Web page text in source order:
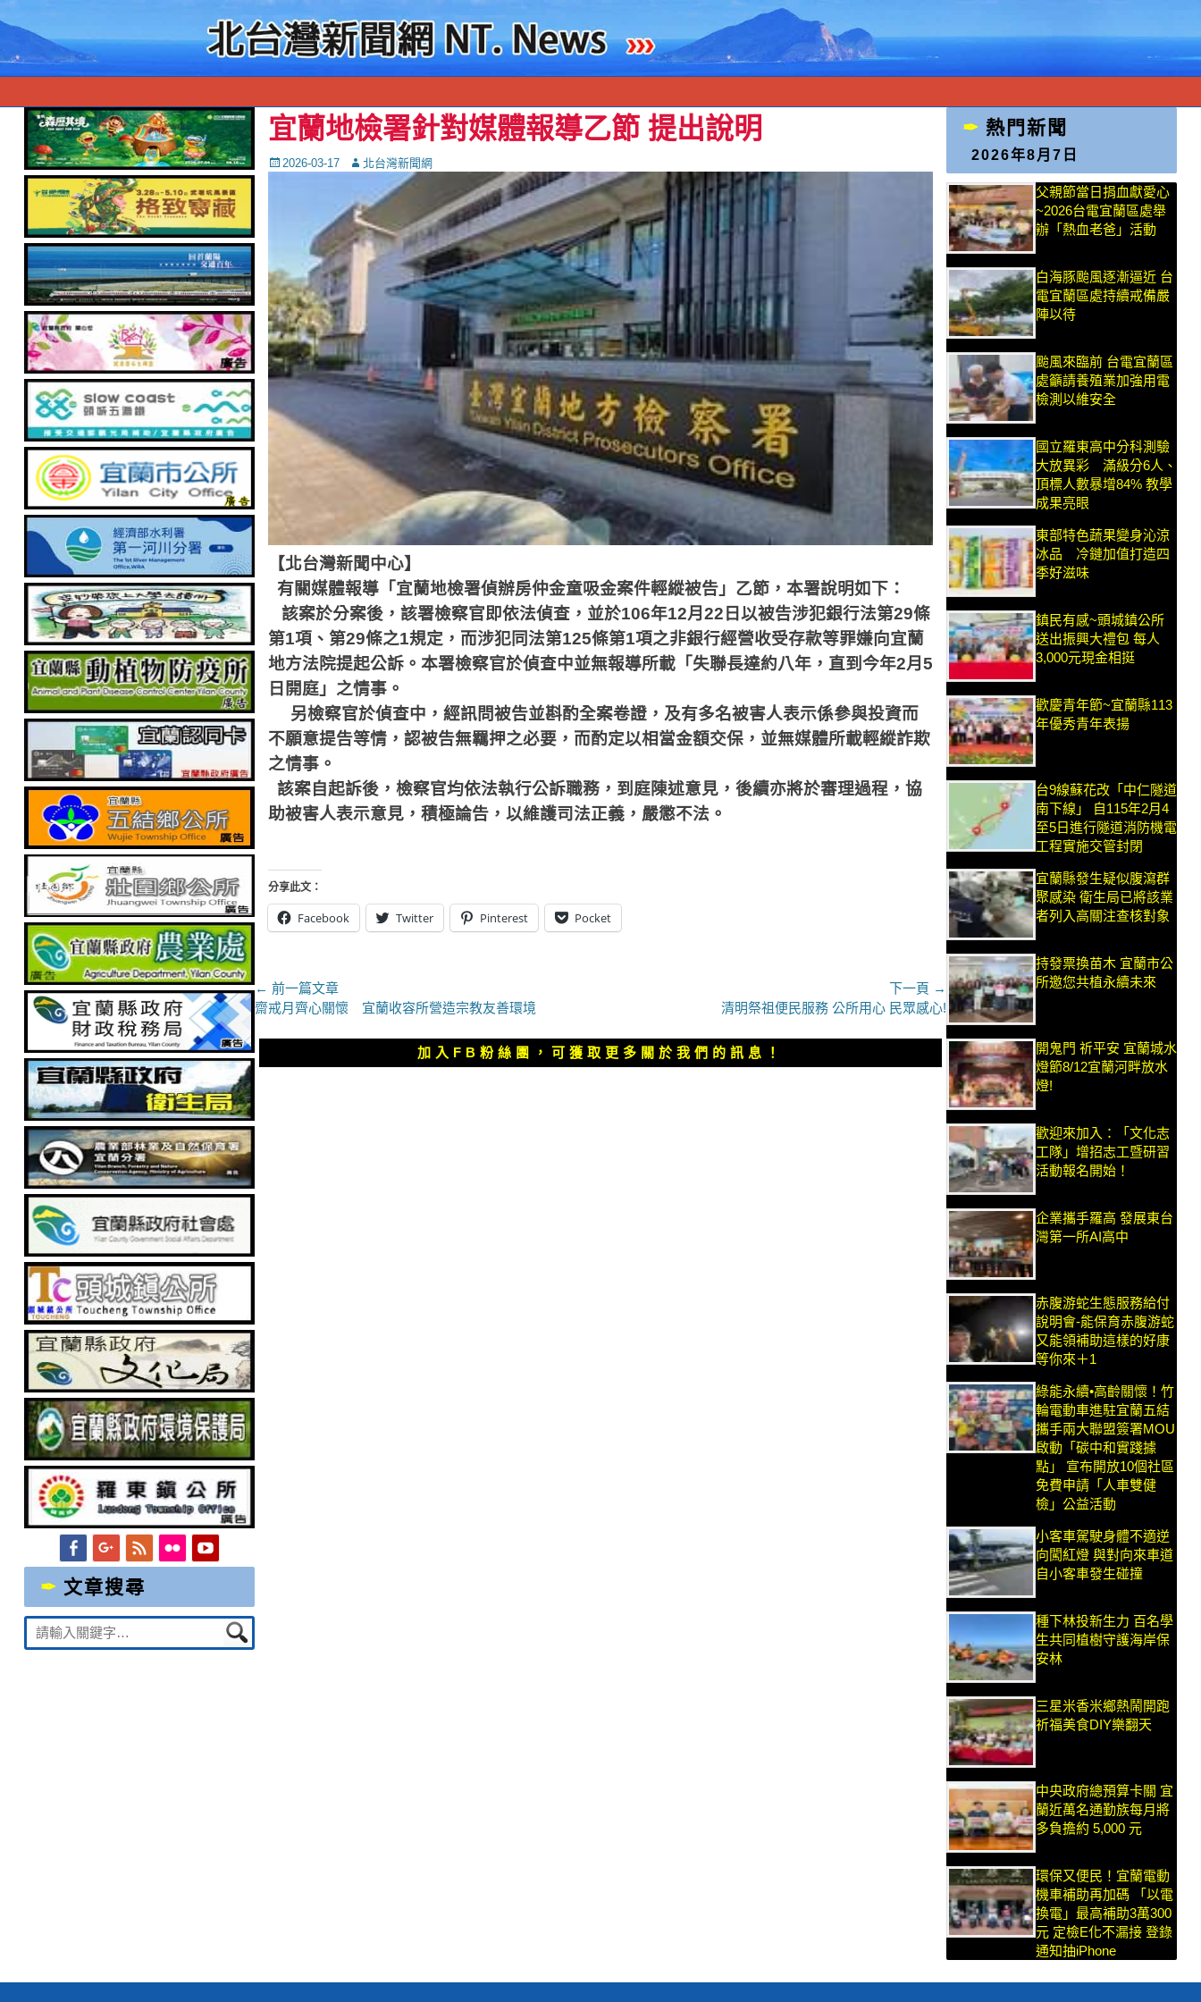
宜蘭地檢署針對媒體報導乙節 提出說明
Posted
2026-03-17 Autor北台灣新聞網
【北台灣新聞中心】
有關媒體報導「宜蘭地檢署偵辦房仲金童吸金案件輕縱被告」乙節，本署說明如下：
該案於分案後，該署檢察官即依法偵查，並於106年12月 22 日以被告涉犯銀行法第29條
第1項、第29條之1規定，而涉犯同法第125條第1項之非銀行經營收受存款等罪嫌向宜蘭
地方法院提起公訴。本署檢察官於偵查中並無報導所載「失聯長達約八年，直到今年2月 5
日開庭」之情事。
另檢察官於偵查中，經訊問被告並斟酌全案卷證，及有多名被害人表示係參與投資而
不願意提告等情，認被告無羈押之必要，而酌定以相當金額交保，並無媒體所載輕縱詐欺
之情事。
該案自起訴後，檢察官均依法執行公訴職務，到庭陳述意見，後續亦將於審理過程，協
助被害人表示意見，積極論告，以維護司法正義，嚴懲不法。
分享此文：
Facebook Twitter Pinterest Pocket
文
章
導
← 前一篇文章
上
文
齋戒月齊心關懷 宜蘭收容所營造宗教友善環境
下一頁 →
篇
文
清明祭祖便民服務 公所用心 民眾感心!
加入FB粉絲團，可獲取更多關於我們的訊息！
熱門新聞
2026年8月7日
父親節當日捐血獻愛心
~2026台電宜蘭區處舉
辦「熱血老爸」活動
白海豚颱風逐漸逼近 台
電宜蘭區處持續戒備嚴
陣以待
颱風來臨前 台電宜蘭區
處籲請養殖業加強用電
檢測以維安全
國立羅東高中分科測驗
大放異彩 滿級分6人、
頂標人數暴增84% 教學
成果亮眼
東部特色蔬果變身沁涼
冰品 冷鏈加值打造四
季好滋味
鎮民有感~頭城鎮公所
送出振興大禮包 每人
3,000元現金相挺
歡慶青年節~宜蘭縣113
年優秀青年表揚
台9線蘇花改「中仁隧道
南下線」 自115年2月4
至5日進行隧道消防機電
工程實施交管封閉
宜蘭縣發生疑似腹瀉群
聚感染 衛生局已將該業
者列入高關注查核對象
持發票換苗木 宜蘭市公
所邀您共植永續未來
開鬼門 祈平安 宜蘭城水
燈節8/12宜蘭河畔放水
燈!
歡迎來加入：「文化志
工隊」增招志工暨研習
活動報名開始！
企業攜手羅高 發展東台
灣第一所AI高中
赤腹游蛇生態服務給付
說明會-能保育赤腹游蛇
又能領補助這樣的好康
等你來＋1
綠能永續•高齡關懷！竹
輪電動車進駐宜蘭五結
攜手兩大聯盟簽署MOU
啟動「碳中和實踐據
點」 宣布開放10個社區
免費申請「人車雙健
檢」公益活動
小客車駕駛身體不適逆
向闖紅燈 與對向來車道
自小客車發生碰撞
種下林投新生力 百名學
生共同植樹守護海岸保
安林
三星米香米鄉熱鬧開跑
祈福美食DIY樂翻天
中央政府總預算卡關 宜
蘭近萬名通勤族每月將
多負擔約 5,000 元
環保又便民！宜蘭電動
機車補助再加碼 「以電
換電」最高補助3萬300
元 定檢E化不漏接 登錄
通知抽iPhone
FacebookGoogleplus
FeedFlickrYouTube
文章搜尋
Suche
nach: